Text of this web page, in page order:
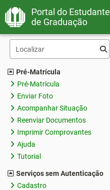
Portal do Estudante
de Graduação
Pré-Matrícula
Pré-Matrícula
Enviar Foto
Acompanhar Situação
Reenviar Documentos
Imprimir Comprovantes
Ajuda
Tutorial
Serviços sem Autenticação
Cadastro